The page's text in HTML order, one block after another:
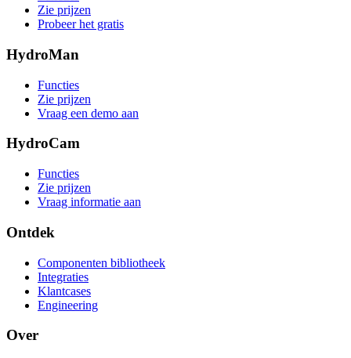
Zie prijzen
Probeer het gratis
HydroMan
Functies
Zie prijzen
Vraag een demo aan
HydroCam
Functies
Zie prijzen
Vraag informatie aan
Ontdek
Componenten bibliotheek
Integraties
Klantcases
Engineering
Over